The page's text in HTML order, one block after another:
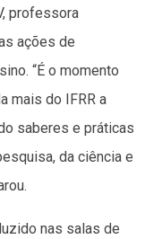
professora
ações de
“É o momento
mais do IFRR a
saberes e práticas
da ciência e
nas salas de